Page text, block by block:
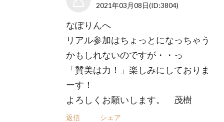
2021年03月08日(ID:3804)
なぽりんへ
リアル参加はちょっとになっちゃう
かもしれないのですが・・っ
「賛美は力！」楽しみにしておりま
ーす！
よろしくお願いします。 茂樹
返信 シェア